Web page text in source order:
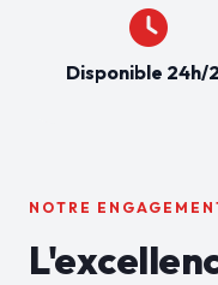
Disponible 24h/
NOTRE